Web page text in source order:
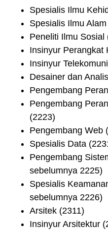
Spesialis Ilmu
Spesialis Ilmu
Peneliti Ilmu Sosial
Insinyur Perangkat
Insinyur
Desainer dan
Pengembang
Pengembang
(2223)
Pengembang Web
Spesialis Data
Pengembang
sebelumnya 2225)
Spesialis
sebelumnya 2226)
Arsitek (2311)
Insinyur Arsitektur